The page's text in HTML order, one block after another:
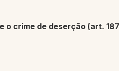
o crime de deserção (art.